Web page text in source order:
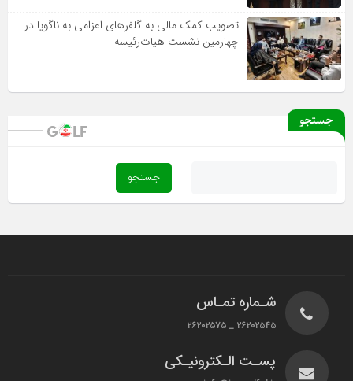
تصویب کمک مالی به گلفرهای اعزامی به ناگویا در
چهارمین نشست هیات‌رئیسه
جستجو
شـماره تمـاس
۲۶۲۰۲۵۴۵ _ ۲۶۲۰۲۵۷۵
پسـت الـکترونیـکی